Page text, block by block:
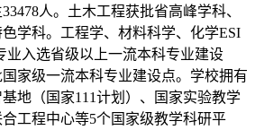
人。土木工程获批省高峰学科、
学科。工程学、材料科学、化学ESI
业入选省级以上一流本科专业建设
家级一流本科专业建设点。学校拥有
地（国家111计划）、国家实验教学
工程中心等5个国家级教学科研平